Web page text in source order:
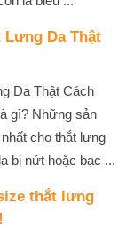
Lưng Da Thật
Da Thật Cách
gì? Những sản
cho thắt lưng
bị nứt hoặc bạc ...
thắt lưng